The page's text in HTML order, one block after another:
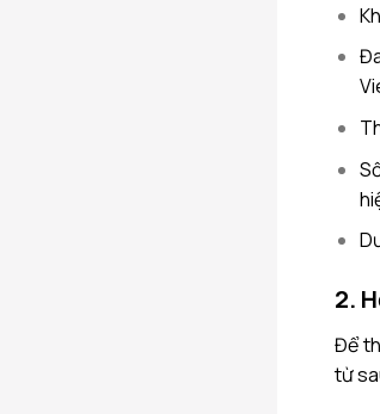
2.
Để
từ